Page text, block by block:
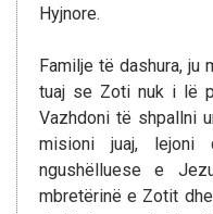
Hyjnore.
Familje të dashura, ju
tuaj se Zoti nuk i lë
Vazhdoni të shpallni
misioni juaj, lejoni
ngushëlluese e
mbretërinë e Zotit